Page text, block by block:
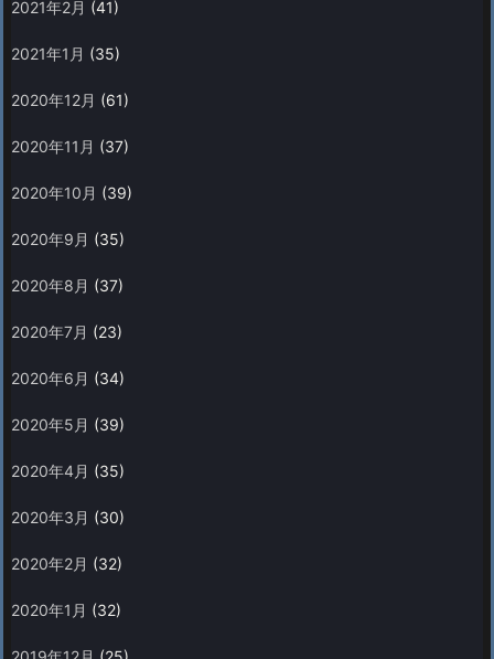
2021年2月 (41)
2021年1月 (35)
2020年12月 (61)
2020年11月 (37)
2020年10月 (39)
2020年9月 (35)
2020年8月 (37)
2020年7月 (23)
2020年6月 (34)
2020年5月 (39)
2020年4月 (35)
2020年3月 (30)
2020年2月 (32)
2020年1月 (32)